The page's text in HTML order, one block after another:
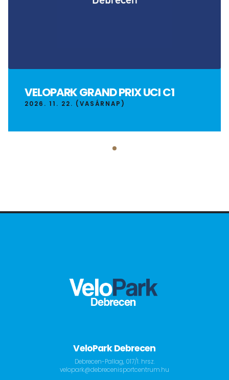
VELOPARK GRAND PRIX UCI C1
2026. 11. 22. (VASÁRNAP)
VeloPark Debrecen
Debrecen-Pallag, 017/1. hrsz.
velopark@debrecenisportcentrum.hu